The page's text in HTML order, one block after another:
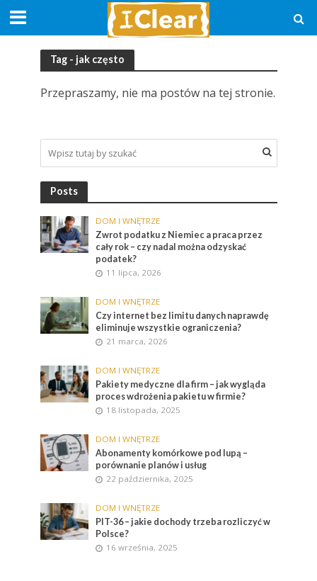
Tag - jak często
Przepraszamy, nie ma postów na tej stronie.
Posts
DOM I WNĘTRZE
Zwrot podatku z Niemiec a praca przez
cały rok – czy nadal można odzyskać
podatek?
11 lipca, 2026
DOM I WNĘTRZE
Czy internet bez limitu danych naprawdę
eliminuje wszystkie ograniczenia?
21 marca, 2026
DOM I WNĘTRZE
Pakiety medyczne dla firm – jak wygląda
proces wdrożenia pakietu w firmie?
18 listopada, 2025
DOM I WNĘTRZE
Abonamenty komórkowe pod lupą –
porównanie planów i usług
22 października, 2025
DOM I WNĘTRZE
PIT-36 – jakie dochody trzeba rozliczyć w
Polsce?
16 września, 2025